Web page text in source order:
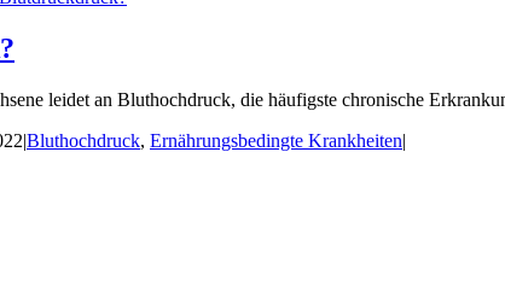
leidet an Bluthochdruck, die häufigste chronische
|Bluthochdruck, Ernährungsbedingte Krankheiten|